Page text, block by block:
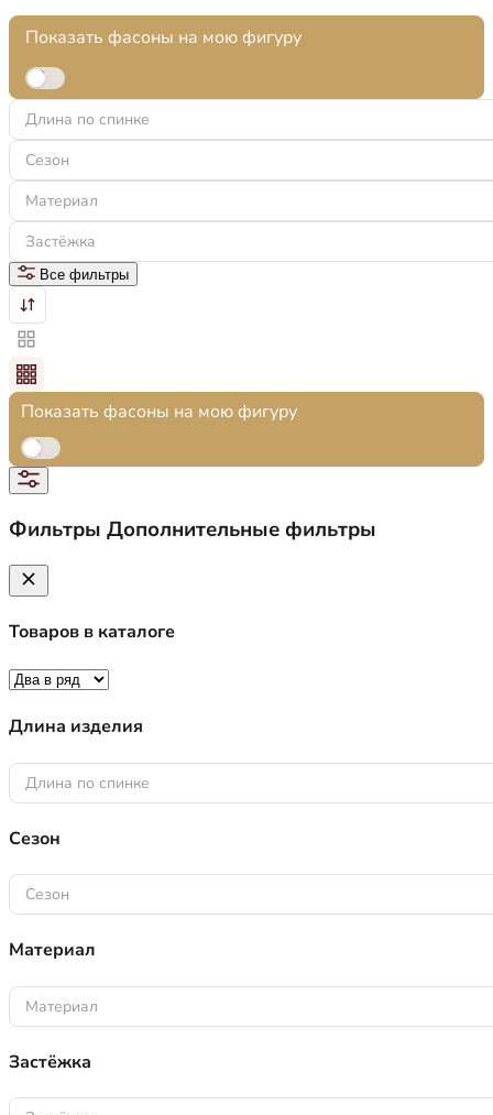
Показать фасоны на мою фигуру
Длина по спинке
Сезон
Материал
Застёжка
Все фильтры
Показать фасоны на мою фигуру
Фильтры Дополнительные фильтры
Товаров в каталоге
Длина изделия
Длина по спинке
Сезон
Сезон
Материал
Материал
Застёжка